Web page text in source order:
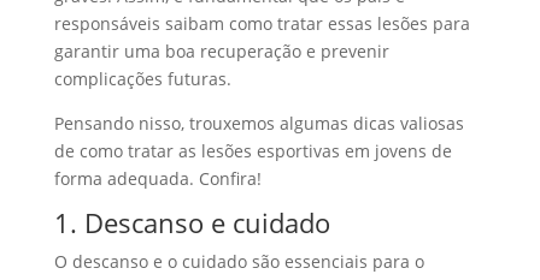
responsáveis saibam como tratar essas lesões para
garantir uma boa recuperação e prevenir
complicações futuras.
Pensando nisso, trouxemos algumas dicas valiosas
de como tratar as lesões esportivas em jovens de
forma adequada. Confira!
1. Descanso e cuidado
O descanso e o cuidado são essenciais para o